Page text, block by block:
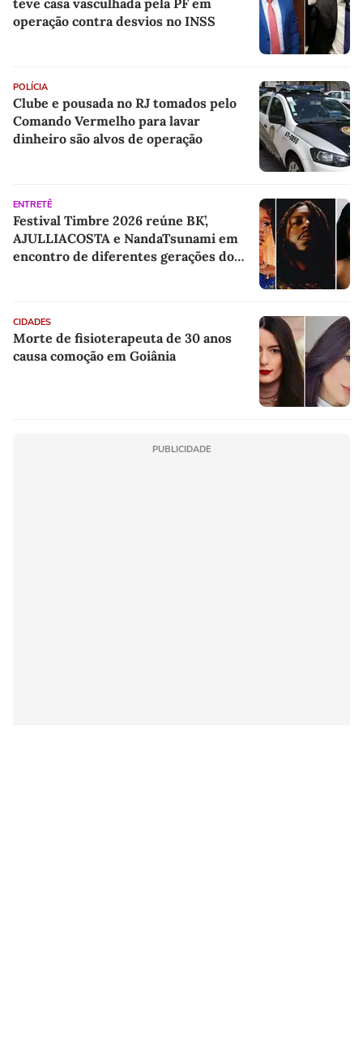
teve casa vasculhada pela PF em
operação contra desvios no INSS
POLÍCIA
Clube e pousada no RJ tomados pelo
Comando Vermelho para lavar
dinheiro são alvos de operação
ENTRETÊ
Festival Timbre 2026 reúne BK’,
AJULLIACOSTA e NandaTsunami em
encontro de diferentes gerações do
CIDADES
Morte de fisioterapeuta de 30 anos
causa comoção em Goiânia
PUBLICIDADE